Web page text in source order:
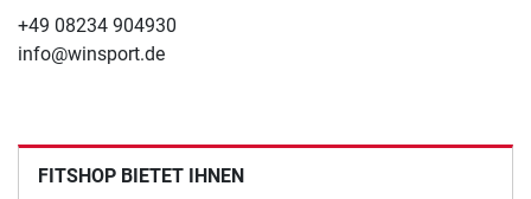
+49 08234 904930
info@winsport.de
FITSHOP BIETET IHNEN